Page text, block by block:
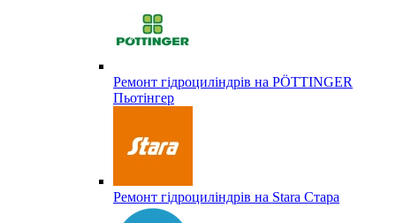
Ремонт гідроциліндрів на PÖTTINGER
Пьотінгер
Ремонт гідроциліндрів на Stara Стара